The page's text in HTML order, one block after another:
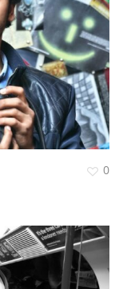
0